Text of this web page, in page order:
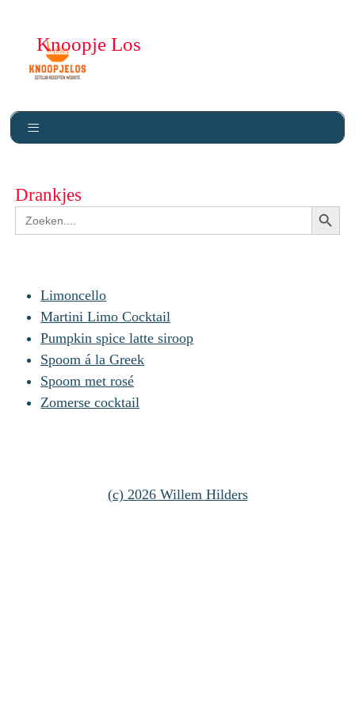
Knoopje Los
Drankjes
Zoek
naar:
Limoncello
Martini Limo Cocktail
Pumpkin spice latte siroop
Spoom á la Greek
Spoom met rosé
Zomerse cocktail
(c) 2026 Willem Hilders